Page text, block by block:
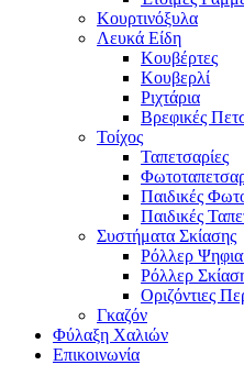
Κουρτινόξυλα
Λευκά Είδη
Κουβέρτες
Κουβερλί
Ριχτάρια
Βρεφικές
Τοίχος
Ταπετσαρίες
Παιδικές
Παιδικές
Συστήματα Σκίασης
Ρόλλερ
Ρόλλερ
Οριζόντιες
Γκαζόν
Φύλαξη Χαλιών
Επικοινωνία